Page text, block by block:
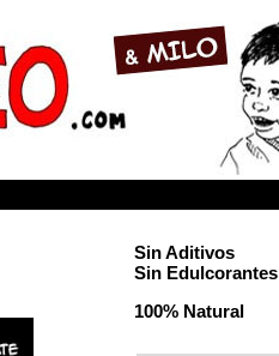
Sin Aditivos
Sin Edulcorantes
100% Natural